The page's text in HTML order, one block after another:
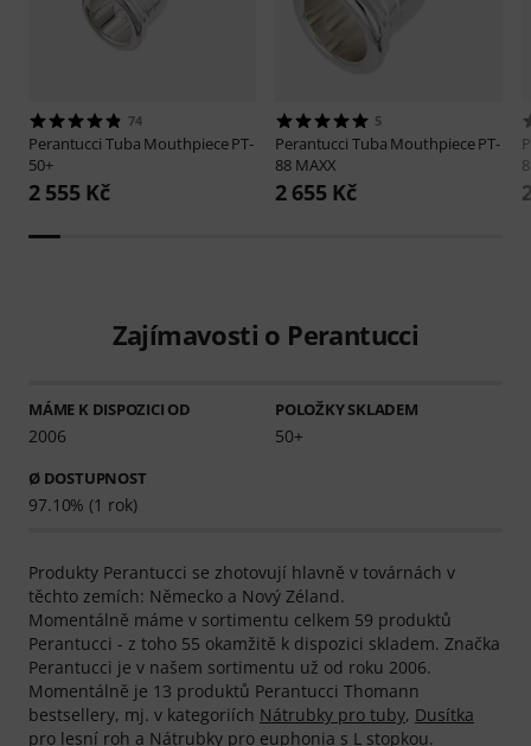
74
Perantucci Tuba Mouthpiece PT-
50+
2 555 Kč
5
Perantucci Tuba Mouthpiece PT-
88 MAXX
2 655 Kč
Zajímavosti o Perantucci
MÁME K DISPOZICI OD
2006
POLOŽKY SKLADEM
50+
Ø DOSTUPNOST
97.10% (1 rok)
Produkty Perantucci se zhotovují hlavně v továrnách v
těchto zemích: Německo a Nový Zéland.
Momentálně máme v sortimentu celkem 59 produktů
Perantucci - z toho 55 okamžitě k dispozici skladem. Značka
Perantucci je v našem sortimentu už od roku 2006.
Momentálně je 13 produktů Perantucci Thomann
bestsellery, mj. v kategoriích Nátrubky pro tuby, Dusítka
pro lesní roh a Nátrubky pro euphonia s L stopkou.